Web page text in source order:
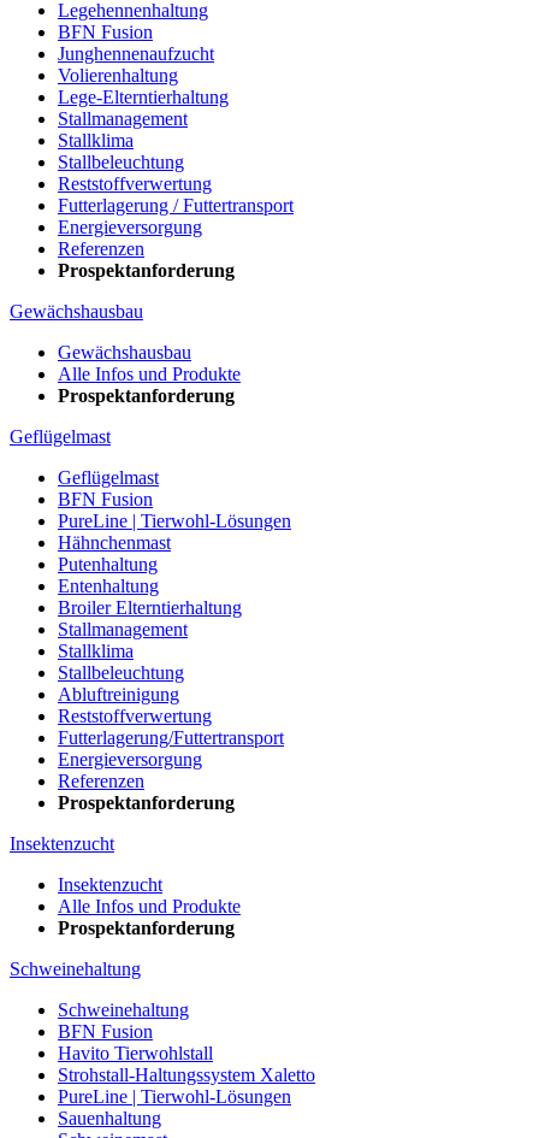
Legehennenhaltung
BFN Fusion
Junghennenaufzucht
Volierenhaltung
Lege-Elterntierhaltung
Stallmanagement
Stallklima
Stallbeleuchtung
Reststoffverwertung
Futterlagerung / Futtertransport
Energieversorgung
Referenzen
Prospektanforderung
Gewächshausbau
Gewächshausbau
Alle Infos und Produkte
Prospektanforderung
Geflügelmast
Geflügelmast
BFN Fusion
PureLine | Tierwohl-Lösungen
Hähnchenmast
Putenhaltung
Entenhaltung
Broiler Elterntierhaltung
Stallmanagement
Stallklima
Stallbeleuchtung
Abluftreinigung
Reststoffverwertung
Futterlagerung/Futtertransport
Energieversorgung
Referenzen
Prospektanforderung
Insektenzucht
Insektenzucht
Alle Infos und Produkte
Prospektanforderung
Schweinehaltung
Schweinehaltung
BFN Fusion
Havito Tierwohlstall
Strohstall-Haltungssystem Xaletto
PureLine | Tierwohl-Lösungen
Sauenhaltung